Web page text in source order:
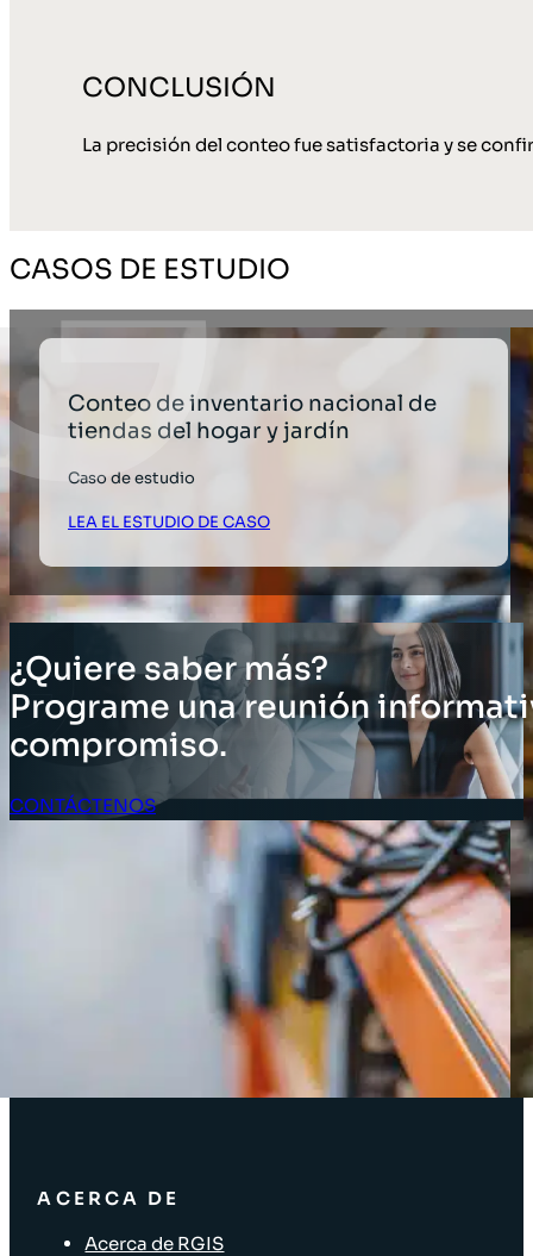
CONCLUSIÓN
La precisión del conteo fue satisfactoria y se
CASOS DE ESTUDIO
Conteo de inventario nacional de
tiendas del hogar y jardín
Caso de estudio
LEA EL ESTUDIO DE CASO
¿Quiere saber más?
Programe una reunión
compromiso.
CONTÁCTENOS
Acceso Clientes
Soluciones de inventario
Soluciones empresariales
Soluciones para la cadena de suministro
Etiquetado de activos
Soluciones para el sector minorista
ACERCA DE
Acerca de RGIS